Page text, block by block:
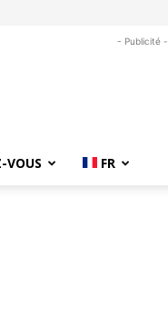
- Publicité -
VOUS FR